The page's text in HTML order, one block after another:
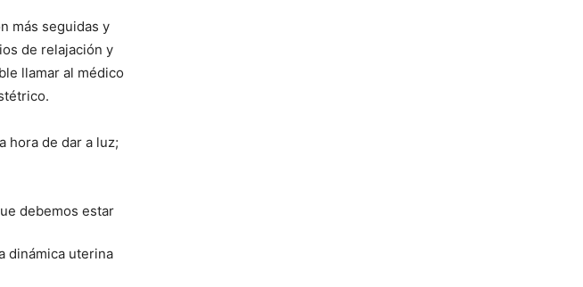
más seguidas y
de relajación y
llamar al médico
hora de dar a luz;
debemos estar
dinámica uterina